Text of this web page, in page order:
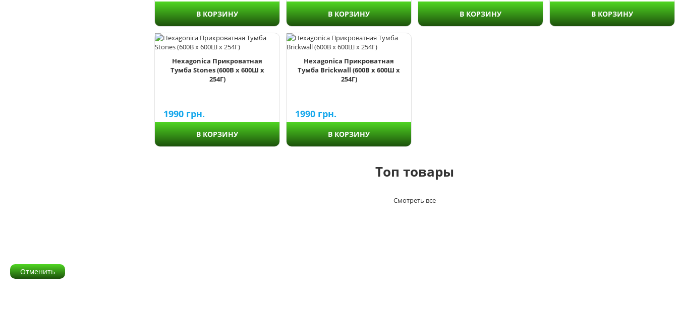
Отменить
В КОРЗИНУ В КОРЗИНУ В КОРЗИНУ В КОРЗИНУ
Hexagonica Прикроватная
Тумба Stones (600В х 600Ш х
254Г)
1990 грн.
В КОРЗИНУ
Hexagonica Прикроватная
Тумба Brickwall (600В х 600Ш х
254Г)
1990 грн.
В КОРЗИНУ
Топ товары
Смотреть все